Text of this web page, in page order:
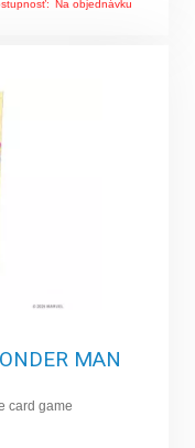
Na objednávku
MAN
card game